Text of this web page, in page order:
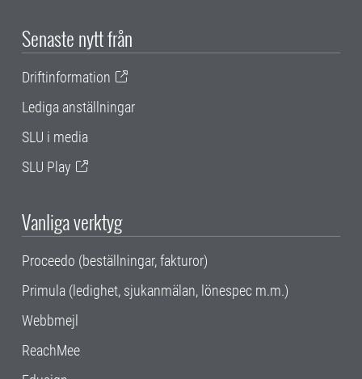
Senaste nytt från
Driftinformation
Lediga anställningar
SLU i media
SLU Play
Vanliga verktyg
Proceedo (beställningar, fakturor)
Primula (ledighet, sjukanmälan, lönespec m.m.)
Webbmejl
ReachMee